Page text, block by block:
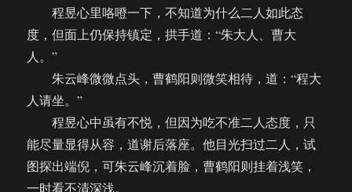
程昱心里咯噔一下，不知道为什么二人如此态
度，但面上仍保持镇定，拱手道：“朱大人、曹大
人。”
朱云峰微微点头，曹鹤阳则微笑相待，道：“程大
人请坐。”
程昱心中虽有不悦，但因为吃不准二人态度，只
能尽量显得从容，道谢后落座。他目光扫过二人，试
图探出端倪，可朱云峰沉着脸，曹鹤阳则挂着浅笑，
一时看不清深浅。